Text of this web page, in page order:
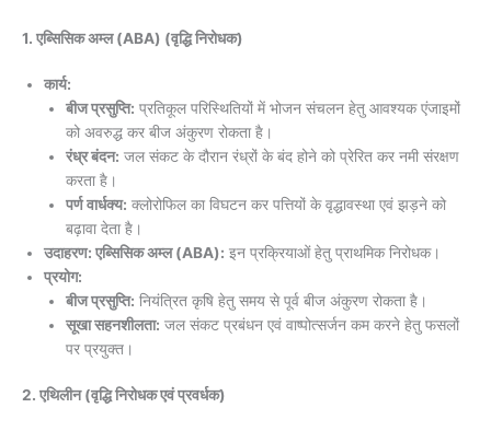
1. एब्सिसिक अम्ल (ABA) (वृद्धि निरोधक)
कार्य:
बीज प्रसुप्ति: प्रतिकूल परिस्थितियों में भोजन संचलन हेतु आवश्यक एंजाइमों
को अवरुद्ध कर बीज अंकुरण रोकता है।
रंध्र बंदन: जल संकट के दौरान रंध्रों के बंद होने को प्रेरित कर नमी संरक्षण
करता है।
पर्ण वार्धक्य: क्लोरोफिल का विघटन कर पत्तियों के वृद्धावस्था एवं झड़ने को
बढ़ावा देता है।
उदाहरण: एब्सिसिक अम्ल (ABA): इन प्रक्रियाओं हेतु प्राथमिक निरोधक।
प्रयोग:
बीज प्रसुप्ति: नियंत्रित कृषि हेतु समय से पूर्व बीज अंकुरण रोकता है।
सूखा सहनशीलता: जल संकट प्रबंधन एवं वाष्पोत्सर्जन कम करने हेतु फसलों
पर प्रयुक्त।
2. एथिलीन (वृद्धि निरोधक एवं प्रवर्धक)